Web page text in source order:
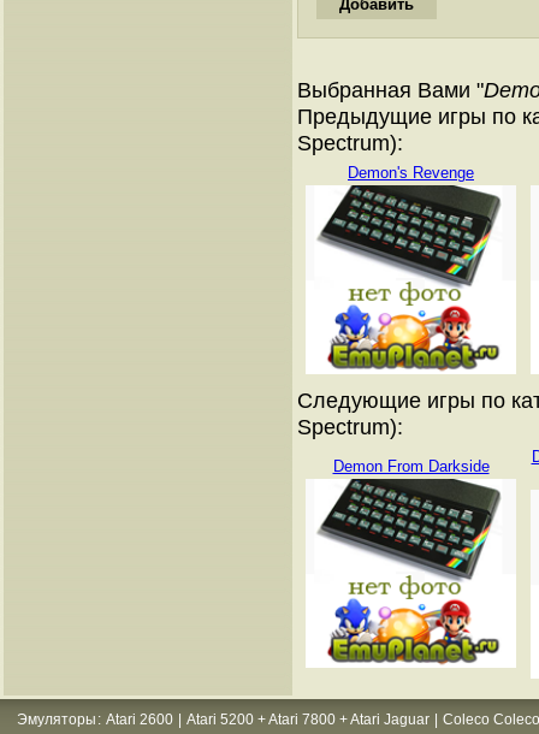
Выбранная Вами "
Предыдущие игры по
Spectrum):
Demon's Revenge
Следующие игры по
Spectrum):
Demon From Darkside
Эмуляторы : Atari 2600 Atari 5200 + Atari 7800 + Atari Jaguar
Coleco